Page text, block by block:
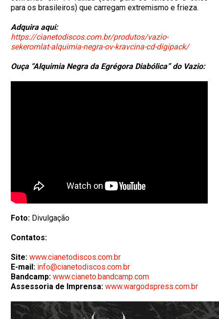
para os brasileiros) que carregam extremismo e frieza.
Adquira aqui:
https://cianetodiscos.com.br/produtos/vazio-
sekeromlat-alquimia-negra-ov-kravcina-cd-digipack/
Ouça “Alquimia Negra da Egrégora Diabólica” do Vazio:
Foto: Divulgação
Contatos:
Site:www.cianetodiscos.com.br
E-mail: info@cianetodiscos.com.br
Bandcamp: www.cianeto.bandcamp.com
Assessoria de Imprensa: www.wargodspress.com.br